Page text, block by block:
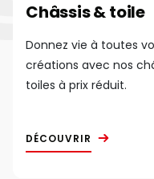
Châssis & toile
Donnez vie à toutes
créations avec nos
toiles à prix réduit.
DÉCOUVRIR